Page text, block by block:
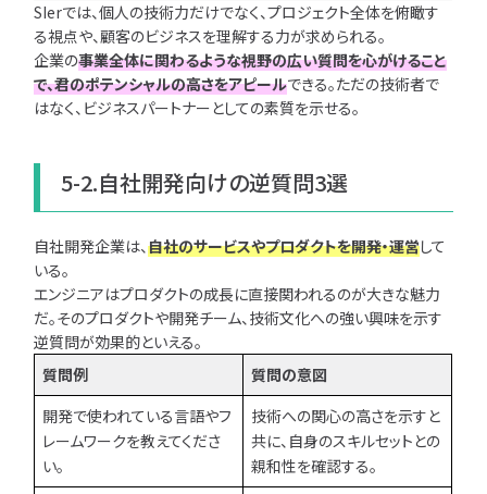
SIerでは、個人の技術力だけでなく、プロジェクト全体を俯瞰す
る視点や、顧客のビジネスを理解する力が求められる。
企業の事業全体に関わるような視野の広い質問を心がけること
で、君のポテンシャルの高さをアピールできる。ただの技術者で
はなく、ビジネスパートナーとしての素質を示せる。
5-2.自社開発向けの逆質問3選
自社開発企業は、自社のサービスやプロダクトを開発・運営して
いる。
エンジニアはプロダクトの成長に直接関われるのが大きな魅力
だ。そのプロダクトや開発チーム、技術文化への強い興味を示す
逆質問が効果的といえる。
質問例
質問の意図
開発で使われている言語やフ
レームワークを教えてくださ
い。
技術への関心の高さを示すと
共に、自身のスキルセットとの
親和性を確認する。